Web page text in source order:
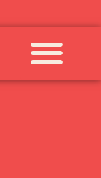
(PE-